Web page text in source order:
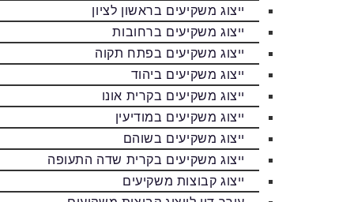
ייצוג משקיעים בראשון לציון
ייצוג משקיעים ברחובות
ייצוג משקיעים בפתח תקוה
ייצוג משקיעים ביהוד
ייצוג משקיעים בקרית אונו
ייצוג משקיעים במודיעין
ייצוג משקיעים בשוהם
ייצוג משקיעים בקרית שדה התעופה
ייצוג קבוצות משקיעים